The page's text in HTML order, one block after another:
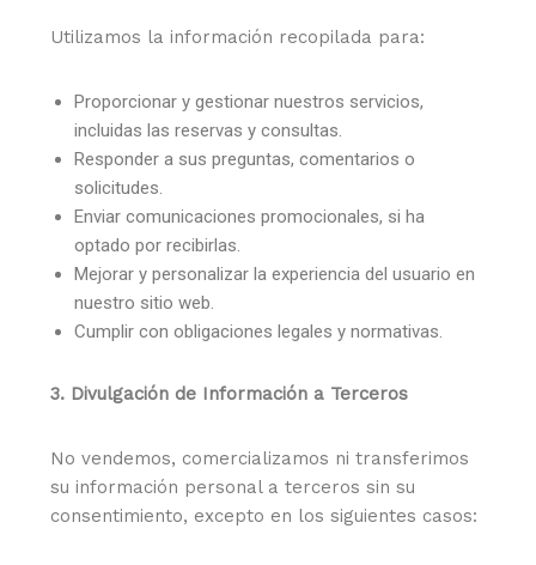
Utilizamos la información recopilada para:
Proporcionar y gestionar nuestros servicios,
incluidas las reservas y consultas.
Responder a sus preguntas, comentarios o
solicitudes.
Enviar comunicaciones promocionales, si ha
optado por recibirlas.
Mejorar y personalizar la experiencia del usuario en
nuestro sitio web.
Cumplir con obligaciones legales y normativas.
3. Divulgación de Información a Terceros
No vendemos, comercializamos ni transferimos
su información personal a terceros sin su
consentimiento, excepto en los siguientes casos: